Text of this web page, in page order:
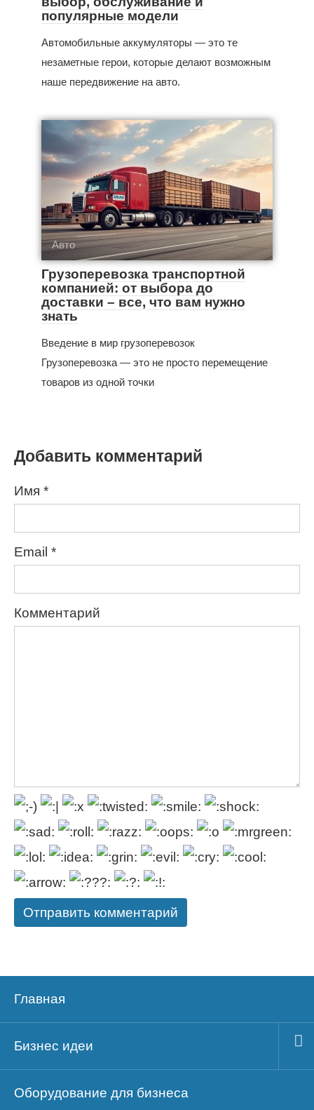
популярные модели
Автомобильные аккумуляторы — это те
незаметные герои, которые делают возможным
наше передвижение на авто.
Авто
Грузоперевозка транспортной
компанией: от выбора до
доставки – все, что вам нужно
знать
Введение в мир грузоперевозок
Грузоперевозка — это не просто перемещение
товаров из одной точки
Добавить комментарий
Имя *
Email *
Комментарий
Главная
Бизнес идеи
Оборудование для бизнеса